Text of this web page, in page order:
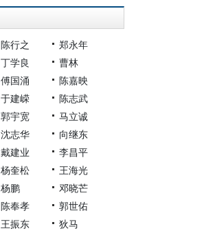
陈行之
郑永年
丁学良
曹林
傅国涌
陈嘉映
于建嵘
陈志武
郭宇宽
马立诚
沈志华
向继东
戴建业
李昌平
杨奎松
王海光
杨鹏
邓晓芒
陈奉孝
郭世佑
王振东
狄马